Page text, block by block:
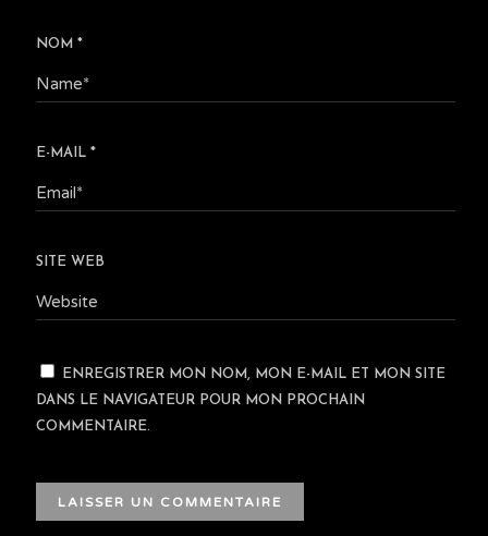
NOM *
E-MAIL *
SITE WEB
ENREGISTRER MON NOM, MON E-MAIL ET MON SITE
DANS LE NAVIGATEUR POUR MON PROCHAIN
COMMENTAIRE.